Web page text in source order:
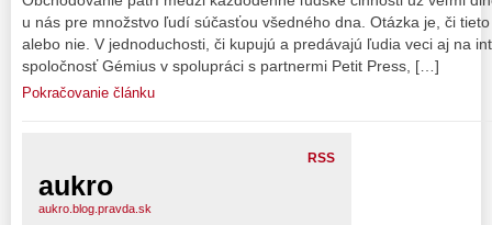
u nás pre množstvo ľudí súčasťou všedného dna. Otázka je, či
alebo nie. V jednoduchosti, či kupujú a predávajú ľudia veci aj na
spoločnosť Gémius v spolupráci s partnermi Petit Press, […]
Pokračovanie článku
RSS
aukro
aukro.blog.pravda.sk